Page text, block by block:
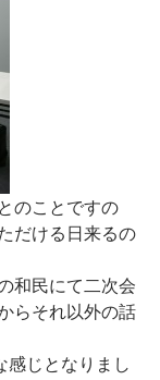
のことですの
だける日来るの
和民にて二次会
らそれ以外の話
感じとなりまし